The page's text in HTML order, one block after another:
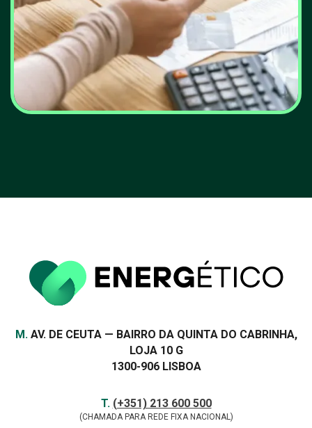
VER MAIS
Morada
M.AV. DE CEUTA — BAIRRO DA QUINTA DO CABRINHA,
LOJA 10 G
1300-906 LISBOA
T. (+351) 213 600 500
(CHAMADA PARA REDE FIXA NACIONAL)